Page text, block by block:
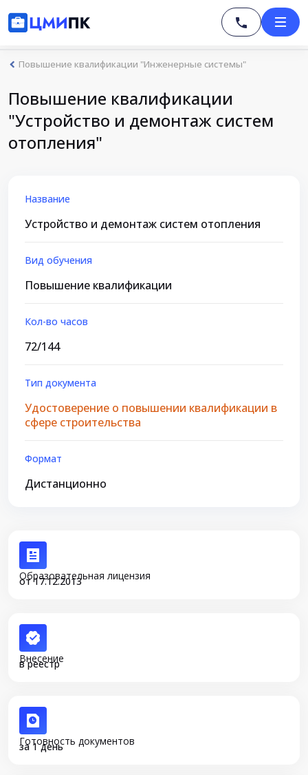
Повышение квалификации "Инженерные системы"
Повышение квалификации
"Устройство и демонтаж систем
отопления"
Название
Устройство и демонтаж систем отопления
Вид обучения
Повышение квалификации
Кол-во часов
72/144
Тип документа
Удостоверение о повышении квалификации в
сфере строительства
Формат
Дистанционно
Образовательная лицензия
от 17.12.2013
Внесение
в реестр
Готовность документов
за 1 день